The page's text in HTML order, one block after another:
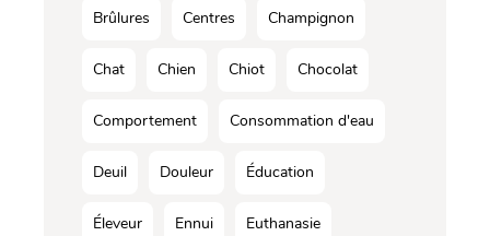
Brûlures Centres Champignon
Chat Chien Chiot Chocolat
Comportement Consommation d'eau
Deuil Douleur Éducation
Éleveur Ennui Euthanasie